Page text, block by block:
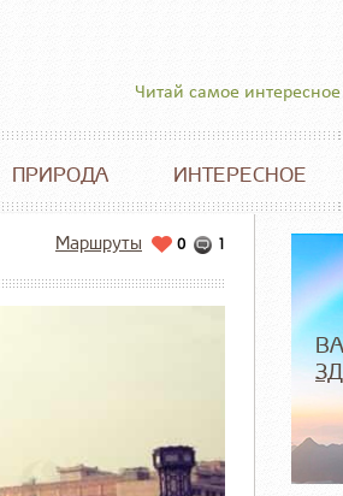
Читай самое
ПРИРОДА ИНТЕРЕСНОЕ
1
0
Маршруты